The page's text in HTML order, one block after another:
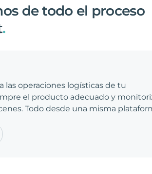
de todo el proceso
.
las operaciones logísticas de tu
el producto adecuado y
Todo desde una misma